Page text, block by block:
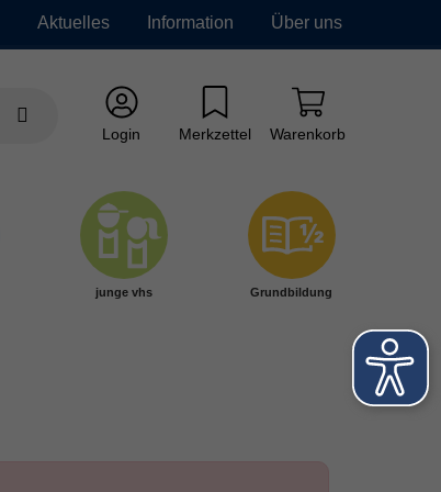
Aktuelles Information Über uns
Login Merkzettel Warenkorb
junge vhs Grundbildung